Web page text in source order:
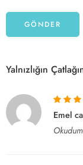
Yalnızlığın
5
Emel